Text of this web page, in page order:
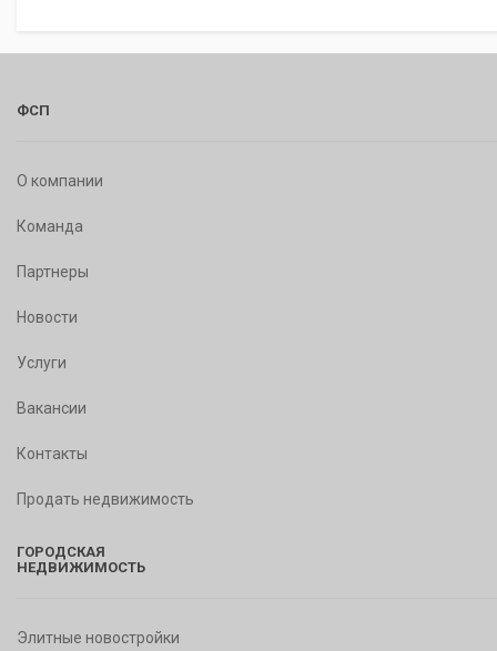
ФСП
О компании
Команда
Партнеры
Новости
Услуги
Вакансии
Контакты
Продать недвижимость
ГОРОДСКАЯ
НЕДВИЖИМОСТЬ
Элитные новостройки